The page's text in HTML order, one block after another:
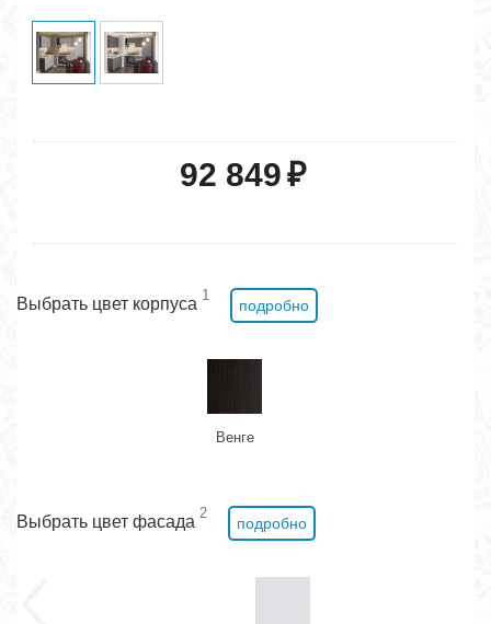
92 849₽
Выбрать цвет корпуса 1
подробно
Венге
Выбрать цвет фасада 2
подробно